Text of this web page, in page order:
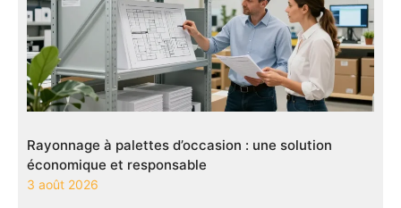
Rayonnage à palettes d’occasion : une solution
économique et responsable
3 août 2026